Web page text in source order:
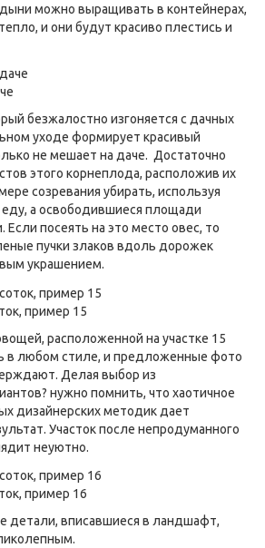
можно выращивать в контейнерах,
и они будут красиво плестись и
безжалостно изгоняется с дачных
уходе формирует красивый
не мешает на даче. Достаточно
этого корнеплода, расположив их
созревания убирать, используя
а освободившиеся площади
Если посеять на это место овес, то
пучки злаков вдоль дорожек
украшением.
пример 15
расположенной на участке 15
в любом стиле, и предложенные фото
Делая выбор из
нужно помнить, что хаотичное
дизайнерских методик дает
Участок после непродуманного
неуютно.
пример 16
детали, вписавшиеся в ландшафт,